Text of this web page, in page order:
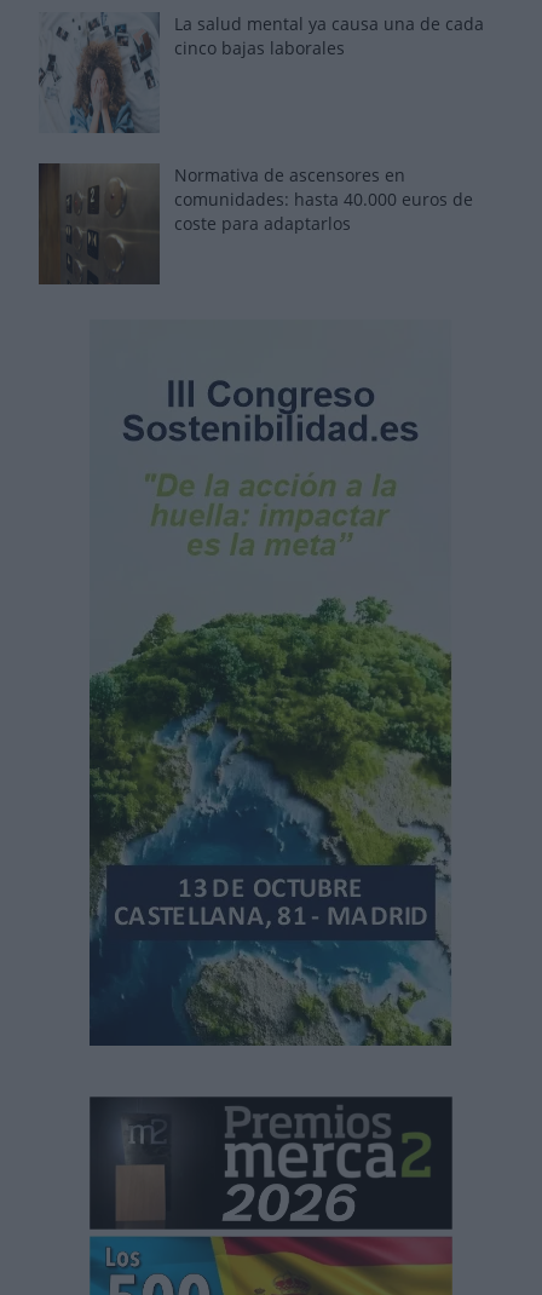
La salud mental ya causa una de cada
cinco bajas laborales
Normativa de ascensores en
comunidades: hasta 40.000 euros de
coste para adaptarlos